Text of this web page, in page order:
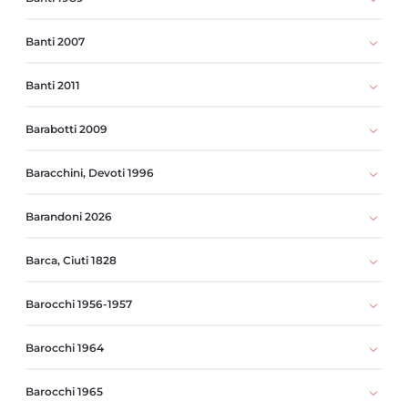
Banti 2007
Banti 2011
Barabotti 2009
Baracchini, Devoti 1996
Barandoni 2026
Barca, Ciuti 1828
Barocchi 1956-1957
Barocchi 1964
Barocchi 1965